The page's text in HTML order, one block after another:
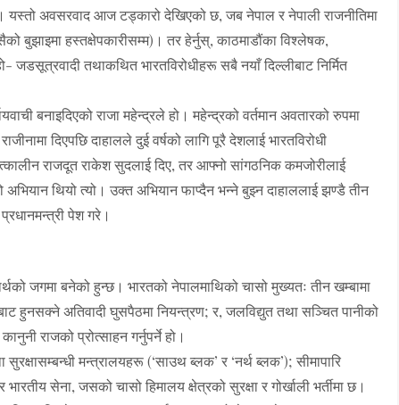
यस्तो अवसरवाद आज टड्कारो देखिएको छ, जब नेपाल र नेपाली राजनीतिमा
बुझाइमा हस्तक्षेपकारीसम्म)। तर हेर्नुस्, काठमाडौंका विश्लेषक,
तथाकथित भारतविरोधीहरू सबै नयाँ दिल्लीबाट निर्मित
बनाइदिएको राजा महेन्द्रले हो। महेन्द्रको वर्तमान अवतारको रुपमा
दिएपछि दाहालले दुई वर्षको लागि पूरै देशलाई भारतविरोधी
राजदूत राकेश सुदलाई दिए, तर आफ्नो सांगठनिक कमजोरीलाई
अभियान थियो त्यो। उक्त अभियान फाप्दैन भन्ने बुझ्न दाहाललाई झण्डै तीन
पेश गरे।
जगमा बनेको हुन्छ। भारतको नेपालमाथिको चासो मुख्यतः तीन खम्बामा
हुनसक्ने अतिवादी घुसपैठमा नियन्त्रण; र, जलविद्युत तथा सञ्चित पानीको
राजको प्रोत्साहन गर्नुपर्ने हो।
मन्त्रालयहरू (‘साउथ ब्लक’ र ‘नर्थ ब्लक’); सीमापारि
सेना, जसको चासो हिमालय क्षेत्रको सुरक्षा र गोर्खाली भर्तीमा छ।